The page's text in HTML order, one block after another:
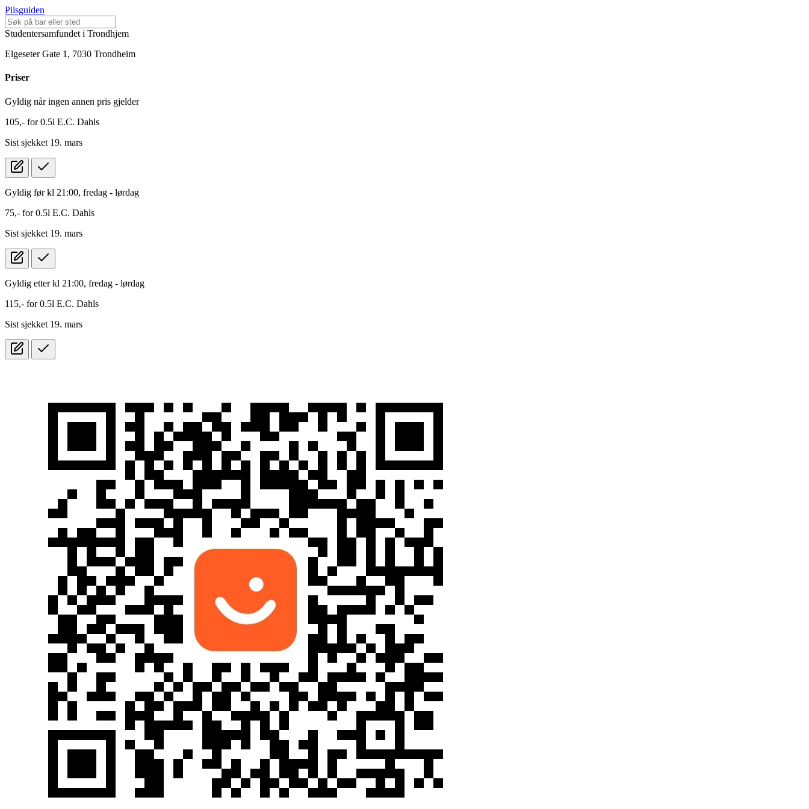
Pilsguiden
Studentersamfundet i Trondhjem
Elgeseter Gate 1, 7030 Trondheim
Priser
Gyldig når ingen annen pris gjelder
105,- for0.5l E.C. Dahls
Sist sjekket 19. mars
Gyldig før kl 21:00, fredag - lørdag
75,- for0.5l E.C. Dahls
Sist sjekket 19. mars
Gyldig etter kl 21:00, fredag - lørdag
115,- for0.5l E.C. Dahls
Sist sjekket 19. mars